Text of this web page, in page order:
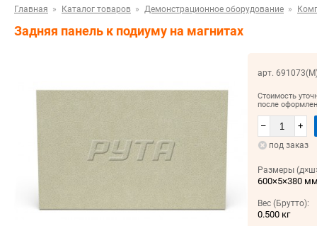
Главная Каталог товаров Демонстрационное оборудование
Задняя панель к подиуму на магнитах
арт.
Стоимость
после
– +
под заказ
Размеры
600×5×380
Вес (Брутто):
0.500 кг